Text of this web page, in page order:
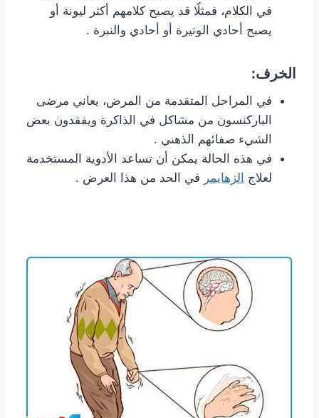
في الكلام، فمثلًا قد يصبح كلامهم أكثر ليونة أو
يصبح أحادي الوتيرة أو أحادي والنبرة .
الخرف:
في المراحل المتقدمة من المرض، يعاني مرضى
الباركنسون من مشاكل في الذاكرة ويفقدون بعض
الشيء صفائهم الذهني .
في هذه الحالة يمكن أن تساعد الأدوية المستخدمة
لعلاج الزهايمر في الحد من هذا العرض .